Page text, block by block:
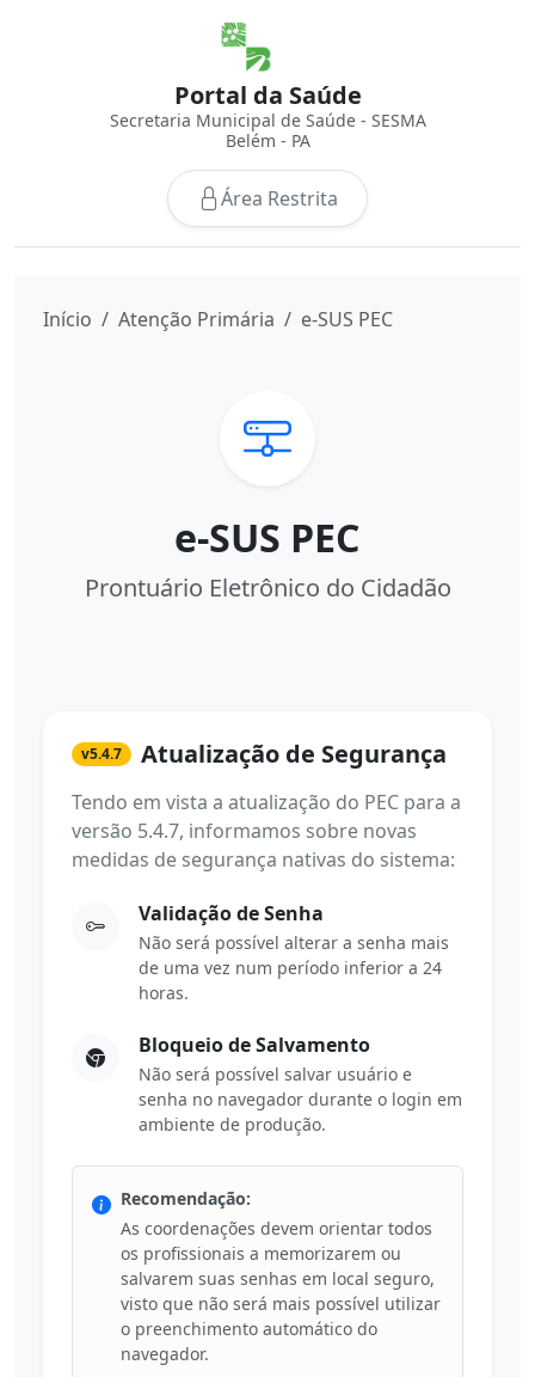
Portal da Saúde
Secretaria Municipal de Saúde - SESMA
Belém - PA
Área Restrita
Início Atenção Primária e-SUS PEC
e-SUS PEC
Prontuário Eletrônico do Cidadão
v5.4.7 Atualização de Segurança
Tendo em vista a atualização do PEC para a
versão 5.4.7, informamos sobre novas
medidas de segurança nativas do sistema:
Validação de Senha
Não será possível alterar a senha mais
de uma vez num período inferior a 24
horas.
Bloqueio de Salvamento
Não será possível salvar usuário e
senha no navegador durante o login em
ambiente de produção.
Recomendação:
As coordenações devem orientar todos
os profissionais a memorizarem ou
salvarem suas senhas em local seguro,
visto que não será mais possível utilizar
o preenchimento automático do
navegador.